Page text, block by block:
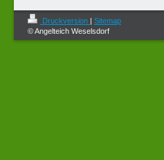
Druckversion | Sitemap
© Angelteich Weselsdorf